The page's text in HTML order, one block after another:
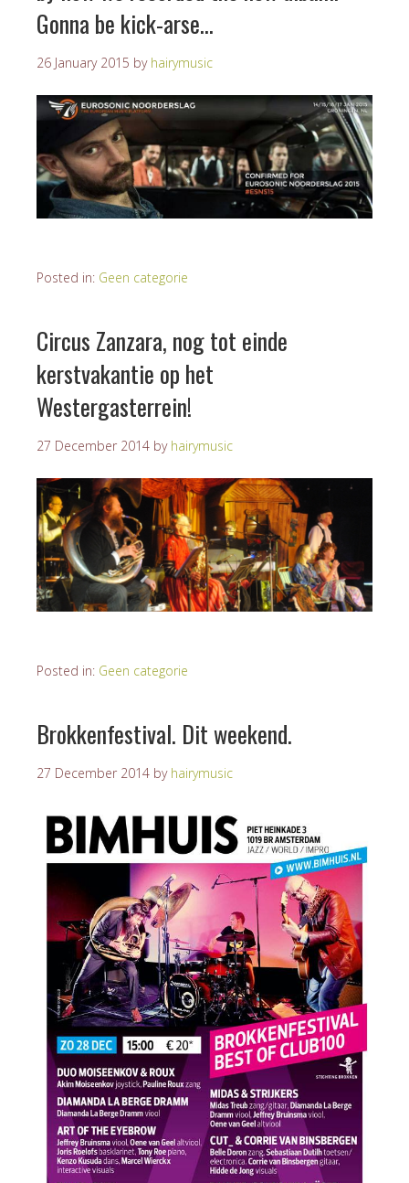
Gonna be kick-arse…
26 January 2015 by hairymusic
Posted in: Geen categorie
Circus Zanzara, nog tot einde
kerstvakantie op het
Westergasterrein!
27 December 2014 by hairymusic
Posted in: Geen categorie
Brokkenfestival. Dit weekend.
27 December 2014 by hairymusic